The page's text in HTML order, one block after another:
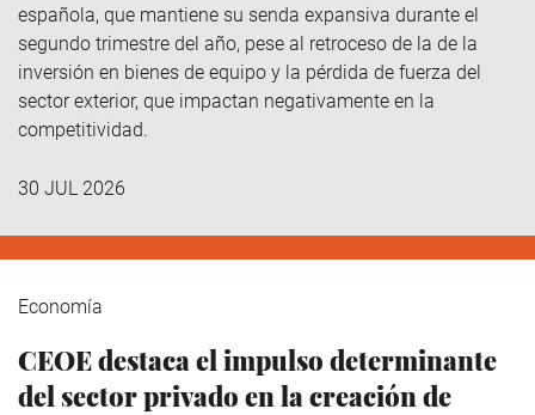
española, que mantiene su senda expansiva durante el
segundo trimestre del año, pese al retroceso de la de la
inversión en bienes de equipo y la pérdida de fuerza del
sector exterior, que impactan negativamente en la
competitividad.
30 JUL 2026
Economía
CEOE destaca el impulso determinante
del sector privado en la creación de